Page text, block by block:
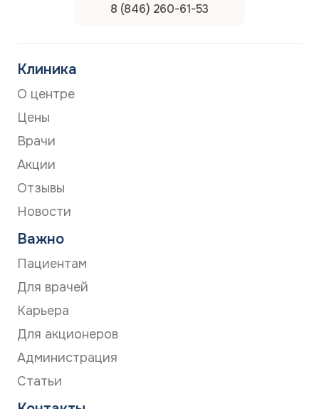
8 (846) 260-61-53
Клиника
О центре
Цены
Врачи
Акции
Отзывы
Новости
Важно
Пациентам
Для врачей
Карьера
Для акционеров
Администрация
Статьи